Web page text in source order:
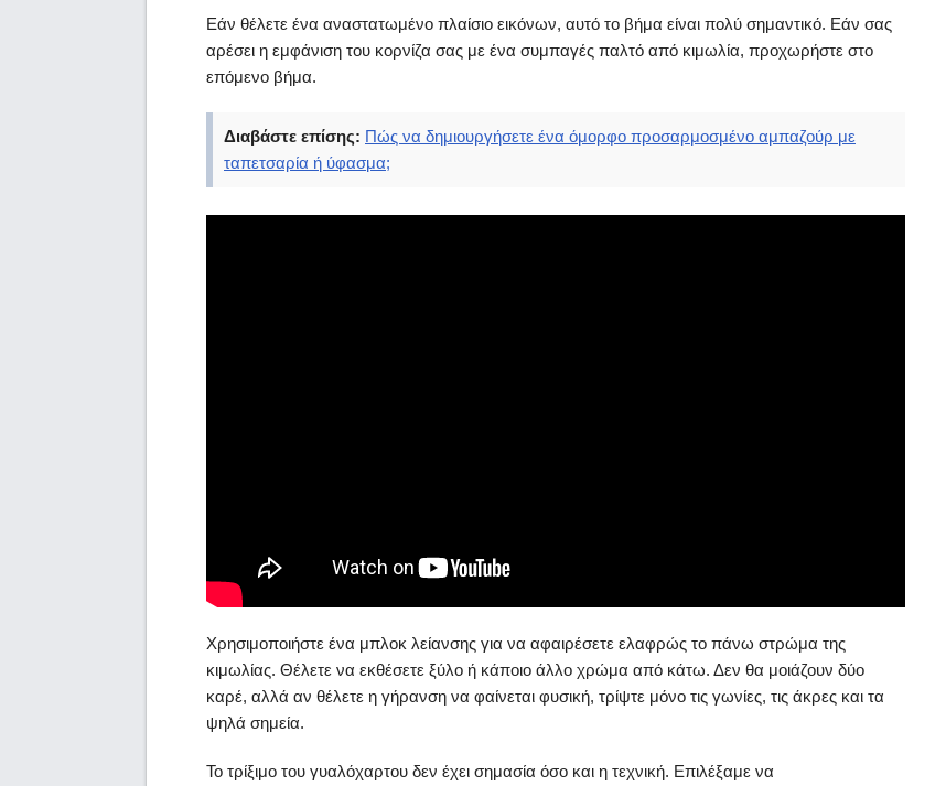
Εάν θέλετε ένα αναστατωμένο πλαίσιο εικόνων, αυτό το βήμα είναι πολύ σημαντικό. Εάν σας
αρέσει η εμφάνιση του κορνίζα σας με ένα συμπαγές παλτό από κιμωλία, προχωρήστε στο
επόμενο βήμα.
Διαβάστε επίσης: Πώς να δημιουργήσετε ένα όμορφο προσαρμοσμένο αμπαζούρ με
ταπετσαρία ή ύφασμα;
Χρησιμοποιήστε ένα μπλοκ λείανσης για να αφαιρέσετε ελαφρώς το πάνω στρώμα της
κιμωλίας. Θέλετε να εκθέσετε ξύλο ή κάποιο άλλο χρώμα από κάτω. Δεν θα μοιάζουν δύο
καρέ, αλλά αν θέλετε η γήρανση να φαίνεται φυσική, τρίψτε μόνο τις γωνίες, τις άκρες και τα
ψηλά σημεία.
Το τρίξιμο του γυαλόχαρτου δεν έχει σημασία όσο και η τεχνική. Επιλέξαμε να